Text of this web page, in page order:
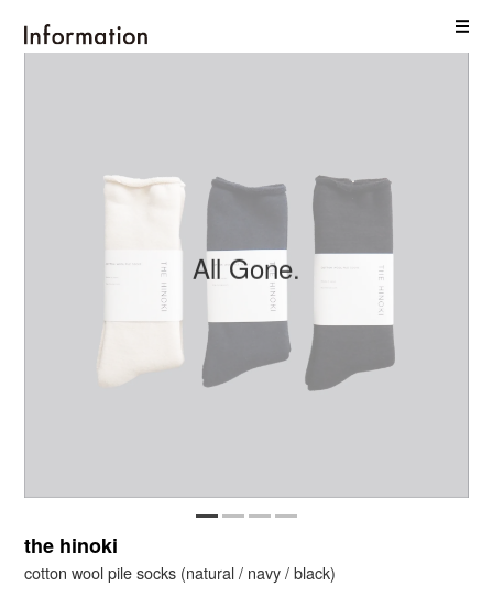
the hinoki
cotton wool pile socks (natural / navy / black)